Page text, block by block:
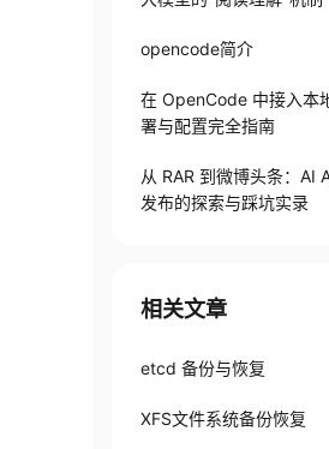
ibd files...
which
file operation
opencode简介
在 OpenCode 中接入本
署与配置完全指南
从 RAR 到微博头条：AI
发布的探索与踩坑实录
相关文章
etcd 备份与恢复
XFS文件系统备份恢复